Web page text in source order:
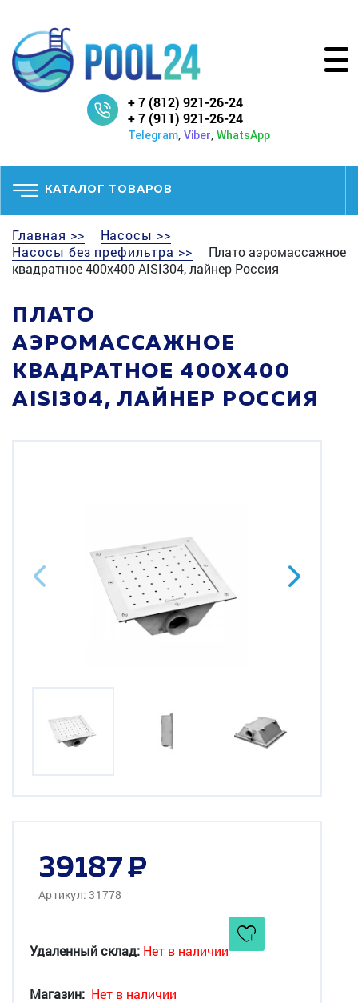
+ 7 (812) 921-26-24
+ 7 (911) 921-26-24
Telegram, Viber, WhatsApp
КАТАЛОГ ТОВАРОВ
Главная >>
Насосы >>
Насосы без префильтра >>
Плато аэромассажное
квадратное 400х400 AISI304, лайнер Россия
ПЛАТО
АЭРОМАССАЖНОЕ
КВАДРАТНОЕ 400Х400
AISI304, ЛАЙНЕР РОССИЯ
39187
Артикул: 31778
Удаленный склад: Нет в наличии
Магазин: Нет в наличии